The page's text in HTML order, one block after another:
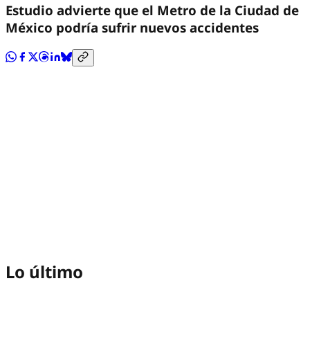
Estudio advierte que el Metro de la Ciudad de
México podría sufrir nuevos accidentes
Lo último